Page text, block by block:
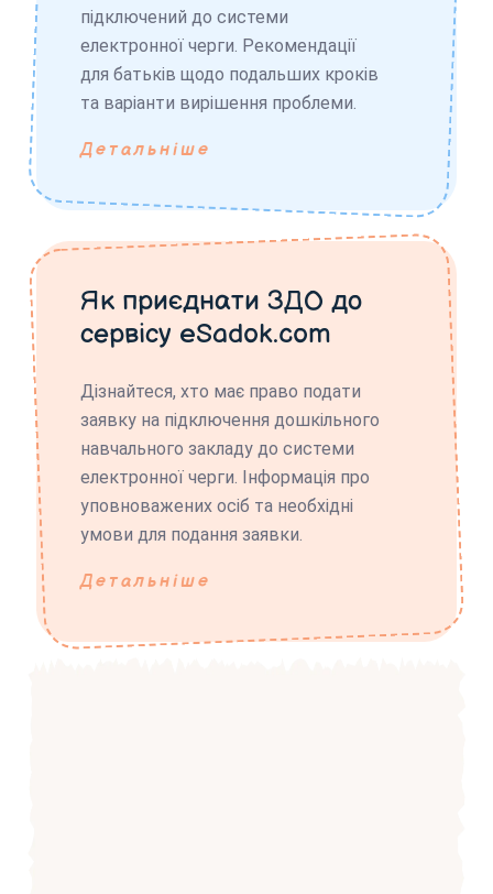
підключений до системи
електронної черги. Рекомендації
для батьків щодо подальших кроків
та варіанти вирішення проблеми.
Детальніше
Як приєднати ЗДО до
сервісу eSadok.com
Дізнайтеся, хто має право подати
заявку на підключення дошкільного
навчального закладу до системи
електронної черги. Інформація про
уповноважених осіб та необхідні
умови для подання заявки.
Детальніше